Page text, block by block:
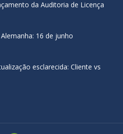
da Auditoria de Licença
16 de junho
esclarecida: Cliente vs